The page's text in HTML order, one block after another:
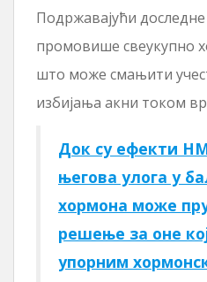
Подржавајући
промовише свеукупно
што може смањити
избијања акни током
Док су ефекти
његова улога у
хормона може
решење за оне
упорним